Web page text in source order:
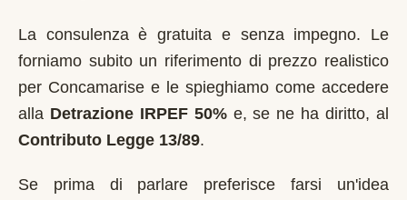
La consulenza è gratuita e senza impegno. Le
forniamo subito un riferimento di prezzo realistico
per Concamarise e le spieghiamo come accedere
alla Detrazione IRPEF 50%e, se ne ha diritto, al
Contributo Legge 13/89.
Se prima di parlare preferisce farsi un'idea